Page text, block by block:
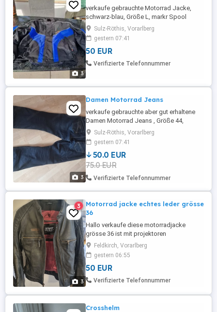
3
verkaufe gebrauchte Motorrad Jacke,
schwarz-blau, Größe L, markr Spool
Sulz-Röthis, Vorarlberg
gestern 07:41
50 EUR
Verifizierte Telefonnummer
3
Damen Motorrad Jeans
verkaufe gebrauchte aber gut erhaltene
Damen Motorrad Jeans , Größe 44,
gekauft Motorrad Loitz, lauterach
Sulz-Röthis, Vorarlberg
gestern 07:41
50.0 EUR
75.0 EUR
Verifizierte Telefonnummer
3
3
Motorrad jacke echtes leder grösse
36
Hallo verkaufe diese motorradjacke
grösse 36 ist mit projektoren
Feldkirch, Vorarlberg
gestern 06:55
50 EUR
Verifizierte Telefonnummer
Crosshelm